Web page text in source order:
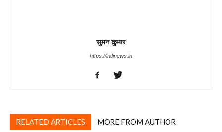
सुमन कुमार
https://indinews.in
RELATED ARTICLES MORE FROM AUTHOR